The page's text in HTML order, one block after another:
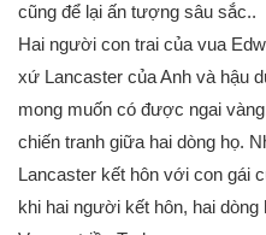
cũng để lại ấn tượng sâu sắc..
Hai người con trai của vua
xứ Lancaster của Anh và hậu
mong muốn có được ngai
chiến tranh giữa hai dòng họ.
Lancaster kết hôn với con gái
khi hai người kết hôn, hai